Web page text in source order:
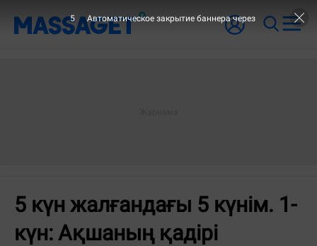
5 күн жалғандағы 5 күнім. 1-
күн: Ақшаның қадірі
5 Автоматическое закрытие баннера через